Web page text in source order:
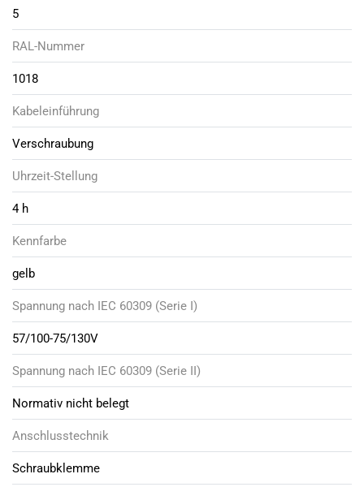
5
RAL-Nummer
1018
Kabeleinführung
Verschraubung
Uhrzeit-Stellung
4 h
Kennfarbe
gelb
Spannung nach IEC 60309 (Serie I)
57/100-75/130V
Spannung nach IEC 60309 (Serie II)
Normativ nicht belegt
Anschlusstechnik
Schraubklemme